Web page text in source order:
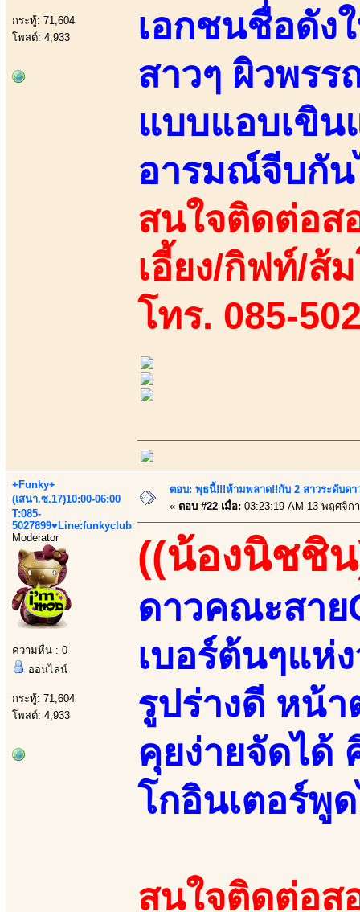
กระทู้: 71,604
โพสต์: 4,933
เอกชนชื่อดัง
สาวๆ ผิวพร
แบบแอบเขิน
อารมณ์จีบกัน
สนใจติดต่อส
เอี้ยง/กิฟท์/ส้
โทร. 085-
+Funky+
(เสนา.ซ.17)10:00-06:00
T:085-
5027899♥Line:funkyclub
Moderator
ความหื่น : 0
ออนไลน์
กระทู้: 71,604
โพสต์: 4,933
ตอบ: พุธนี้!!!ห้ามพลาด!!กับ 2 สาวระดับดา
« ตอบ #22 เมื่อ: 03:23:19 AM 13 พฤศจิก
((น้องนิชชิ
ดาวคณะสา
เบอร์ต้นๆแห่
รูปร่างดี หน้
คุยง่ายจัดได้
โกอินเตอร์พู
สนใจติดต่อส